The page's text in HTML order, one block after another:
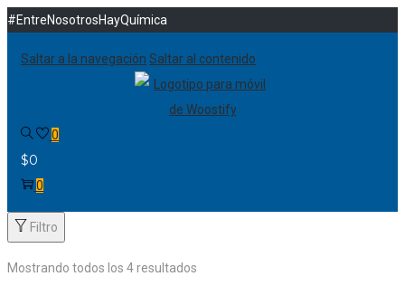
#EntreNosotrosHayQuímica
Saltar a la navegación Saltar al contenido
0
$0
0
Filtro
Mostrando todos los 4 resultados